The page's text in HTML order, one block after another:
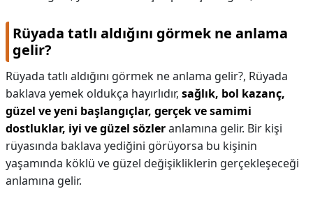
Rüyada tatlı aldığını görmek ne anlama
gelir?
Rüyada tatlı aldığını görmek ne anlama gelir?, Rüyada
baklava yemek oldukça hayırlıdır, sağlık, bol kazanç,
güzel ve yeni başlangıçlar, gerçek ve samimi
dostluklar, iyi ve güzel sözleranlamına gelir. Bir kişi
rüyasında baklava yediğini görüyorsa bu kişinin
yaşamında köklü ve güzel değişikliklerin gerçekleşeceği
anlamına gelir.